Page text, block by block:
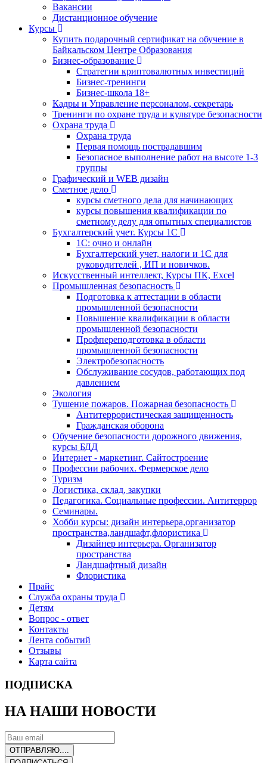
Вакансии
Дистанционное обучение
Курсы
Купить подарочный сертификат на обучение в
Байкальском Центре Образования
Бизнес-образование
Стратегии криптовалютных инвестиций
Бизнес-тренинги
Бизнес-школа 18+
Кадры и Управление персоналом, секретарь
Тренинги по охране труда и культуре безопасности
Охрана труда
Охрана труда
Первая помощь пострадавшим
Безопасное выполнение работ на высоте 1-3
группы
Графический и WEB дизайн
Сметное дело
курсы сметного дела для начинающих
курсы повышения квалификации по
сметному делу для опытных специалистов
Бухгалтерский учет. Курсы 1С
1С: очно и онлайн
Бухгалтерский учет, налоги и 1С для
руководителей , ИП и новичков.
Искусственный интеллект, Курсы ПК, Excel
Промышленная безопасность
Подготовка к аттестации в области
промышленной безопасности
Повышение квалификации в области
промышленной безопасности
Профпереподготовка в области
промышленной безопасности
Электробезопасность
Обслуживание сосудов, работающих под
давлением
Экология
Тушение пожаров. Пожарная безопасность
Антитеррористическая защищенность
Гражданская оборона
Обучение безопасности дорожного движения,
курсы БДД
Интернет - маркетинг. Сайтостроение
Профессии рабочих. Фермерское дело
Туризм
Логистика, склад, закупки
Педагогика. Социальные профессии. Антитеррор
Семинары.
Хобби курсы: дизайн интерьера,организатор
пространства,ландшафт,флористика
Дизайнер интерьера. Организатор
пространства
Ландшафтный дизайн
Флористика
Прайс
Служба охраны труда
Детям
Вопрос - ответ
Контакты
Лента событий
Отзывы
Карта сайта
ПОДПИСКА
НА НАШИ НОВОСТИ
ОТПРАВЛЯЮ....